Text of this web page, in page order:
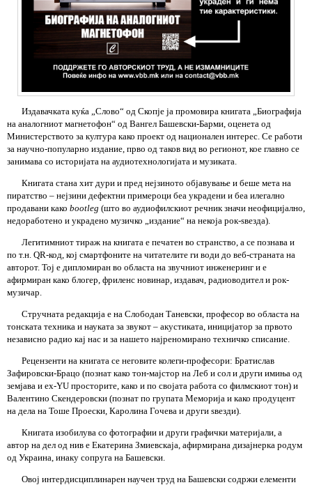
Издавачката куќа „Слово“ од Скопје ја промовира книгата „Биографија
на аналогниот магнетофон“ од Вангел Башевски-Барми, оценета од
Министерството за култура како проект од национален интерес. Се работи
за научно-популарно издание, прво од таков вид во регионот, кое главно се
занимава со историјата на аудиотехнологијата и музиката.
Книгата стана хит дури и пред нејзиното објавување и беше мета на
пиратство – нејзини дефектни примероци беа украдени и беа илегално
продавани како bootleg (што во аудиофилскиот речник значи неофицијално,
недоработено и украдено музичко „издание“ на некоја рок-ѕвезда).
Легитимниот тираж на книгата е печатен во странство, а се познава и
по т.н. QR-код, кој смартфоните на читателите ги води до веб-страната на
авторот. Тој е дипломиран во областа на звучниот инженеринг и е
афирмиран како блогер, фриленс новинар, издавач, радиоводител и рок-
музичар.
Стручната редакција е на Слободан Таневски, професор во областа на
тонската техника и науката за звукот – акустиката, иницијатор за првото
независно радио кај нас и за нашето најреномирано техничко списание.
Рецензенти на книгата се неговите колеги-професори: Братислав
Зафировски-Брацо (познат како тон-мајстор на Леб и сол и други имиња од
земјава и ex-YU просторите, како и по својата работа со филмскиот тон) и
Валентино Скендеровски (познат по групата Меморија и како продуцент
на дела на Тоше Проески, Каролина Гочева и други ѕвезди).
Книгата изобилува со фотографии и други графички материјали, а
автор на дел од нив е Екатерина Змиевскаја, афирмирана дизајнерка родум
од Украина, инаку сопруга на Башевски.
Овој интердисциплинарен научен труд на Башевски содржи елементи